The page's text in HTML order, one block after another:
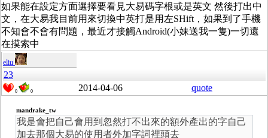
如果能在設定方面選擇要看見大易碼字根或是英文 然後打出中
文，在大易我目前用來切換中英打是用左SHift，如果到了手機
不知會不會有問題，最近才接觸Android(小妹送我一隻)一切還
在摸索中
eliu
23
0 0 2014-04-06 quote
mandrake_tw
我是會把自己會用到忽然打不出來的額外產出的字自己
加去那個大易的使用者外加字詞裡頭去